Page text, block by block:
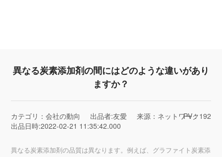
異なる炭素添加剤の間にはどのような違いがあり
ますか？
カテゴリ：会社の動向 出品者:友愛 来源： ネットワーク
出品日時:2022-02-21 11:35:42.000
PV：192
異なる炭素添加剤の品質は異なります。例えば、グラファイト炭素添